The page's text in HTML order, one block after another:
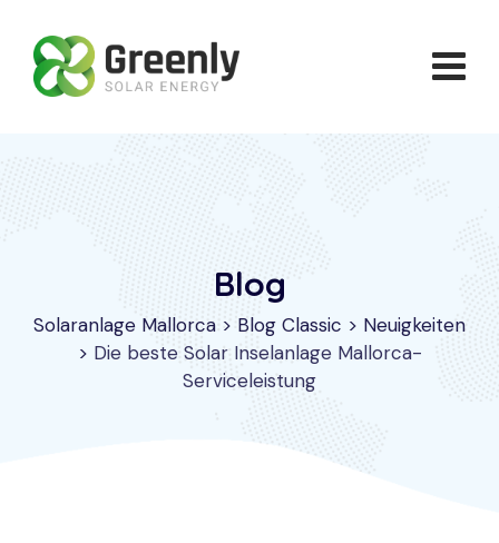
content
Blog
Solaranlage Mallorca > Blog Classic > Neuigkeiten
> Die beste Solar Inselanlage Mallorca-
Serviceleistung